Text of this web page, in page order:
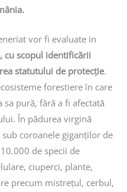
vor fi evaluate in
cu scopul identificării
statutului de protecție.
forestiere în care
pură, fără a fi afectată
În pădurea virgină
coroanele giganților de
de specii de
ciuperci, plante,
precum mistrețul, cerbul,